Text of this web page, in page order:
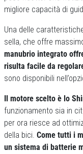
migliore capacità di
Una delle
sella, che offre
manubrio integrato
risulta facile da
sono disponibili
Il motore scelto è lo
funzionamento sia in
per ora riesce ad
della bici. Come tutti i
un sistema di batterie